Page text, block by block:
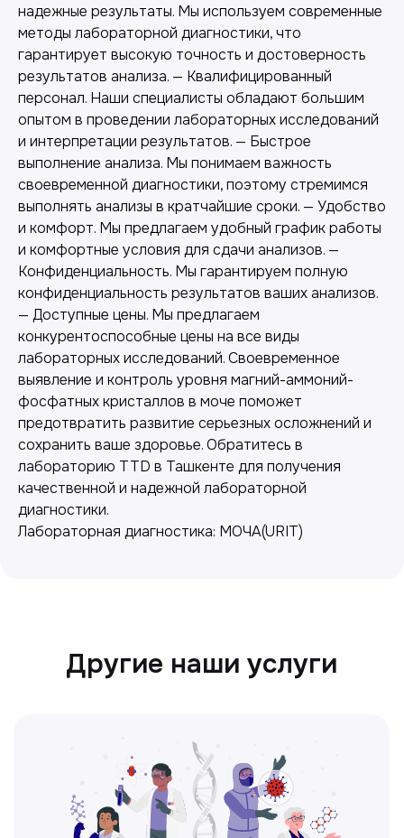
надежные результаты. Мы используем современные
методы лабораторной диагностики, что
гарантирует высокую точность и достоверность
результатов анализа. — Квалифицированный
персонал. Наши специалисты обладают большим
опытом в проведении лабораторных исследований
и интерпретации результатов. — Быстрое
выполнение анализа. Мы понимаем важность
своевременной диагностики, поэтому стремимся
выполнять анализы в кратчайшие сроки. — Удобство
и комфорт. Мы предлагаем удобный график работы
и комфортные условия для сдачи анализов. —
Конфиденциальность. Мы гарантируем полную
конфиденциальность результатов ваших анализов.
— Доступные цены. Мы предлагаем
конкурентоспособные цены на все виды
лабораторных исследований. Своевременное
выявление и контроль уровня магний-аммоний-
фосфатных кристаллов в моче поможет
предотвратить развитие серьезных осложнений и
сохранить ваше здоровье. Обратитесь в
лабораторию TTD в Ташкенте для получения
качественной и надежной лабораторной
диагностики.
Лабораторная диагностика: МОЧА(URIT)
Другие наши услуги
Лабораторная диагностика
Точные анализы для контроля здоровья и
выявления заболеваний.
Безопасный и точный метод для
обследования внутренних органов.